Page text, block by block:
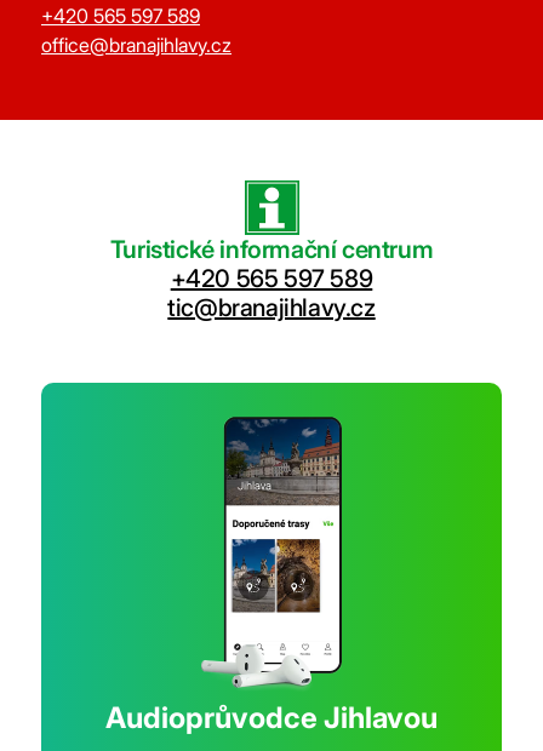
+420 565 597 589
office@branajihlavy.cz
Turistické informační centrum
+420 565 597 589
tic@branajihlavy.cz
Audioprůvodce Jihlavou